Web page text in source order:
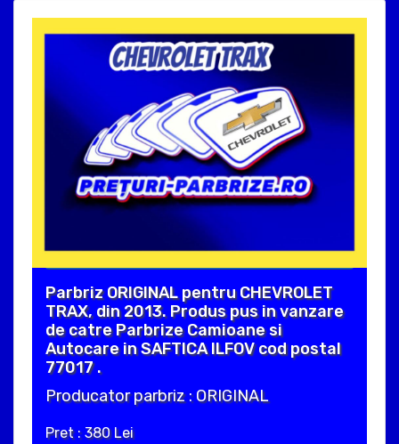
Parbriz ORIGINAL pentru CHEVROLET
TRAX, din 2013. Produs pus in vanzare
de catre Parbrize Camioane si
Autocare in SAFTICA ILFOV cod postal
77017 .
Producator parbriz : ORIGINAL
Pret : 380 Lei